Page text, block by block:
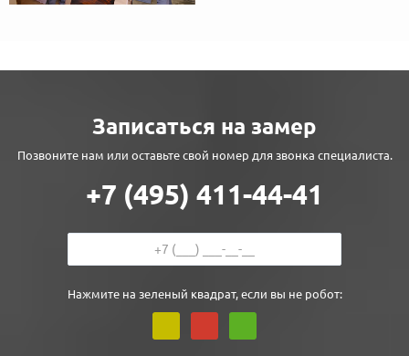
Записаться на замер
Позвоните нам или оставьте свой номер для звонка специалиста.
+7 (495) 411-44-41
Нажмите на зеленый квадрат, если вы не робот: